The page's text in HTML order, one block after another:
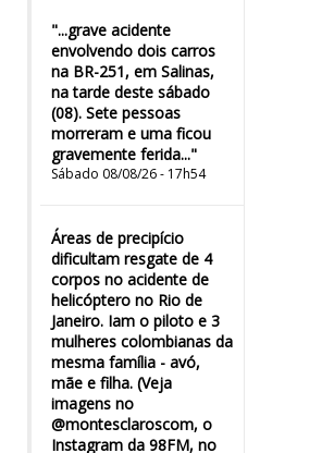
"...grave acidente
envolvendo dois carros
na BR-251, em Salinas,
na tarde deste sábado
(08). Sete pessoas
morreram e uma ficou
gravemente ferida..."
Sábado 08/08/26 - 17h54
Áreas de precipício
dificultam resgate de 4
corpos no acidente de
helicóptero no Rio de
Janeiro. Iam o piloto e 3
mulheres colombianas da
mesma família - avó,
mãe e filha. (Veja
imagens no
@montesclaroscom, o
Instagram da 98FM, no